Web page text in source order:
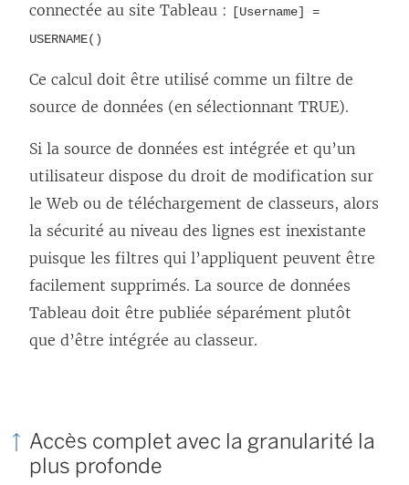
connectée au site Tableau :
[Username] =
USERNAME()
Ce calcul doit être utilisé comme un filtre de
source de données (en sélectionnant TRUE).
Si la source de données est intégrée et qu’un
utilisateur dispose du droit de modification sur
le Web ou de téléchargement de classeurs, alors
la sécurité au niveau des lignes est inexistante
puisque les filtres qui l’appliquent peuvent être
facilement supprimés. La source de données
Tableau doit être publiée séparément plutôt
que d’être intégrée au classeur.
Accès complet avec la granularité la
plus profonde